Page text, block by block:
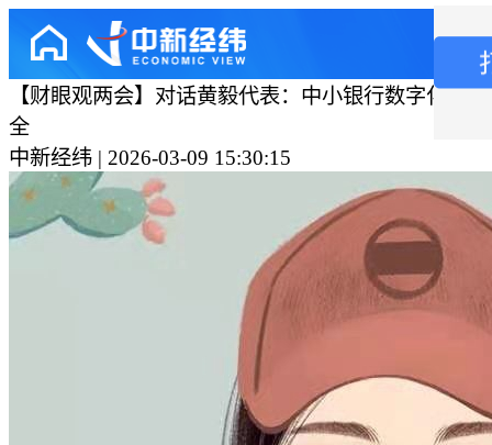
【财眼观两会】对话黄毅代表：中小银行数字化转
全
中新经纬 | 2026-03-09 15:30:15